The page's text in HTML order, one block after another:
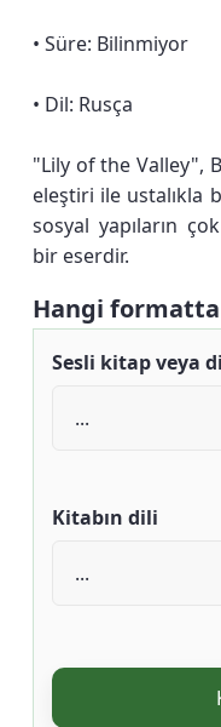
• Süre: Bilinmiyor
• Dil: Rusça
"Lily of the Valley",
eleştiri ile ustalıkla
sosyal yapıların
bir eserdir.
Hangi
Sesli kitap veya
Kitabın dili